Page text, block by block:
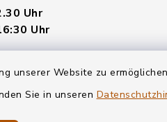
unserer Website zu
Sie in unseren
Uhr
Uhr
Uhr